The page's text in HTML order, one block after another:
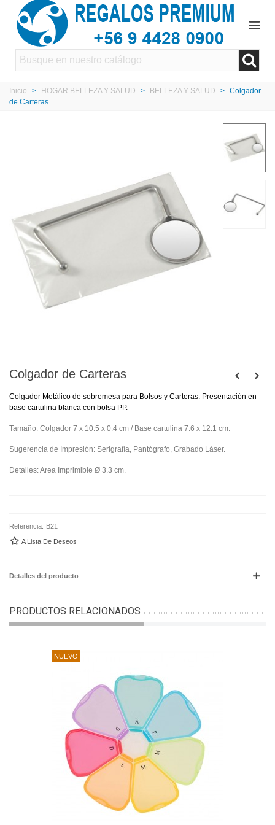
Inicio > HOGAR BELLEZA Y SALUD > BELLEZA Y SALUD > Colgador
de Carteras
Colgador de Carteras
Colgador Metálico de sobremesa para Bolsos y Carteras. Presentación en
base cartulina blanca con bolsa PP.
Tamaño: Colgador 7 x 10.5 x 0.4 cm / Base cartulina 7.6 x 12.1 cm.
Sugerencia de Impresión: Serigrafía, Pantógrafo, Grabado Láser.
Detalles: Area Imprimible Ø 3.3 cm.
Referencia: B21
A Lista De Deseos
Detalles del producto
PRODUCTOS RELACIONADOS
NUEVO